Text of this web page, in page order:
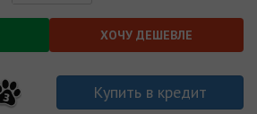
ХОЧУ ДЕШЕВЛЕ
3 Купить в кредит